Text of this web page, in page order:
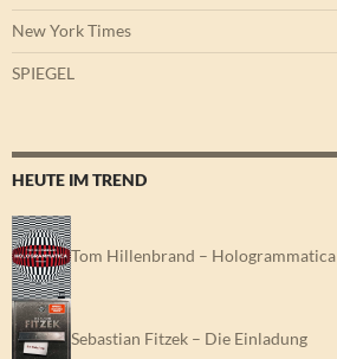
New York Times
SPIEGEL
HEUTE IM TREND
Tom Hillenbrand – Hologrammatica
Sebastian Fitzek – Die Einladung